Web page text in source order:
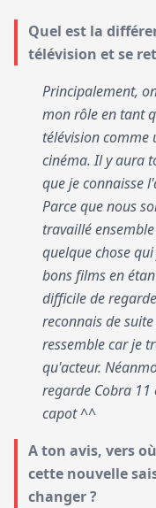
Quel est la
télévision et se
Principalement,
mon rôle en tant
télévision
cinéma. Il y aura
que je connaisse
Parce que nous
travaillé
quelque chose
bons films en
difficile de
reconnais de
ressemble car je
qu'acteur.
regarde Cobra 11
capot ^^
A ton avis, vers
cette nouvelle
changer ?